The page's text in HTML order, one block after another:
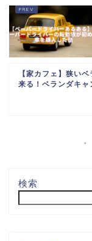
【家カフェ】狭い
来る！ベランダキャ
検索